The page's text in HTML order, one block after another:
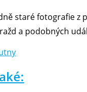
staré fotografie z
a podobných